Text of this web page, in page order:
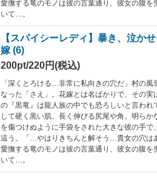
愛撫する竜のモノは彼の言葉通り、彼女の腹
いて…。
【スパイシーレディ】暴き、泣か
嫁 (6)
200pt/220円(税込)
「深くとろける…非常に私向きの穴だ」村の
なった「さえ」。花嫁とは名ばかりで、その
の『黒竜』は龍人族の中でも恐ろしいと言われ
して硬く黒い肌、長く伸びる尻尾や角。明ら
を傷つけぬように手袋をされた大きな彼の手
這う。「…やはりきちんと解そう…貴女の穴は
愛撫する竜のモノは彼の言葉通り、彼女の腹
いて…。